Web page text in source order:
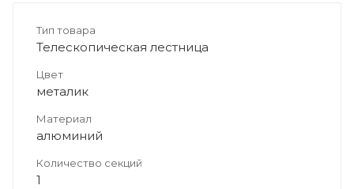
Тип товара
Телескопическая лестница
Цвет
металик
Материал
алюминий
Количество секций
1